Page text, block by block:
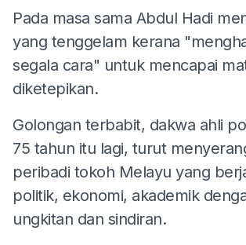
Pada masa sama Abdul Hadi
yang tenggelam kerana
segala cara" untuk mencapai
diketepikan.
Golongan terbabit, dakwa ahli
75 tahun itu lagi, turut
peribadi tokoh Melayu yang
politik, ekonomi, akademik
ungkitan dan sindiran.